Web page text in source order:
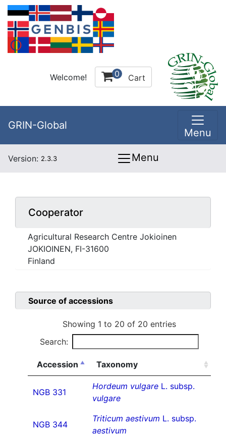
Welcome! 0 Cart
GRIN-Global
Menu
Version: 2.3.3 Menu
Cooperator
Agricultural Research Centre Jokioinen
JOKIOINEN, FI-31600
Finland
Source of accessions
Showing 1 to 20 of 20 entries
Search:
Accession Taxonomy
NGB 331
Hordeum vulgare L. subsp.
vulgare
NGB 344
Triticum aestivum L. subsp.
aestivum